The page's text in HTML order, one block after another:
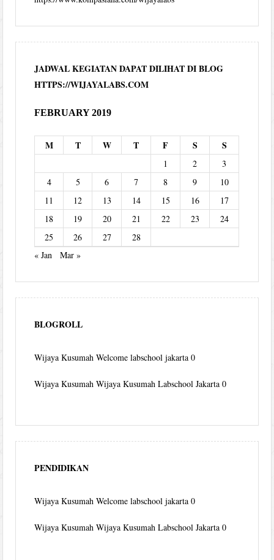
JADWAL KEGIATAN DAPAT DILIHAT DI BLOG
HTTPS://WIJAYALABS.COM
FEBRUARY 2019
M T W T F S S
1 2
3
4
5 6 7 8 9
10
11
12 13 14 15 16
17
18
19 20 21 22 23
24
25
26 27
28
« Jan
Mar »
BLOGROLL
Wijaya Kusumah Welcome labschool jakarta 0
Wijaya Kusumah Wijaya Kusumah Labschool Jakarta 0
PENDIDIKAN
Wijaya Kusumah Welcome labschool jakarta 0
Wijaya Kusumah Wijaya Kusumah Labschool Jakarta 0